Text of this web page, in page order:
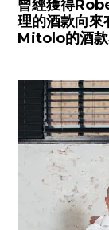
曾經獲得
理的酒款向來
Mitolo的酒款